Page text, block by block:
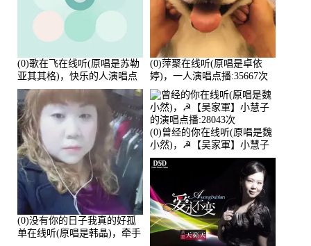
(0)歌在飞在线听(原唱是苏勒
亚其其格)，快乐的人演唱点
播:36次
(0)萍聚在线听(原唱是卓依
婷)，一人演唱点播:35667次
(0)没有你的日子我真的好孤
单在线听(原唱是韩晶)，牵手
(0)曾经的你在线听(原唱是魏
小然)，☭【吴家軍】小慧子
的演唱点播:28043次